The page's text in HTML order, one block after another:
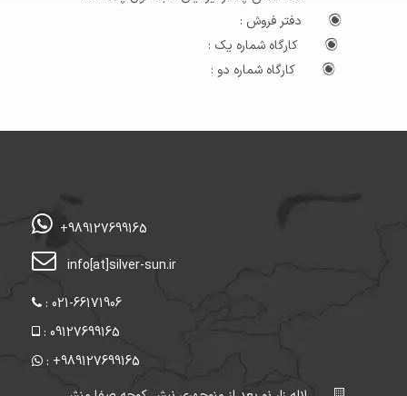
دفتر فروش :
کارگاه شماره یک :
کارگاه شماره دو :
+989127699165
info[at]silver-sun.ir
: 021-66171906
: 09127699165
: +989127699165